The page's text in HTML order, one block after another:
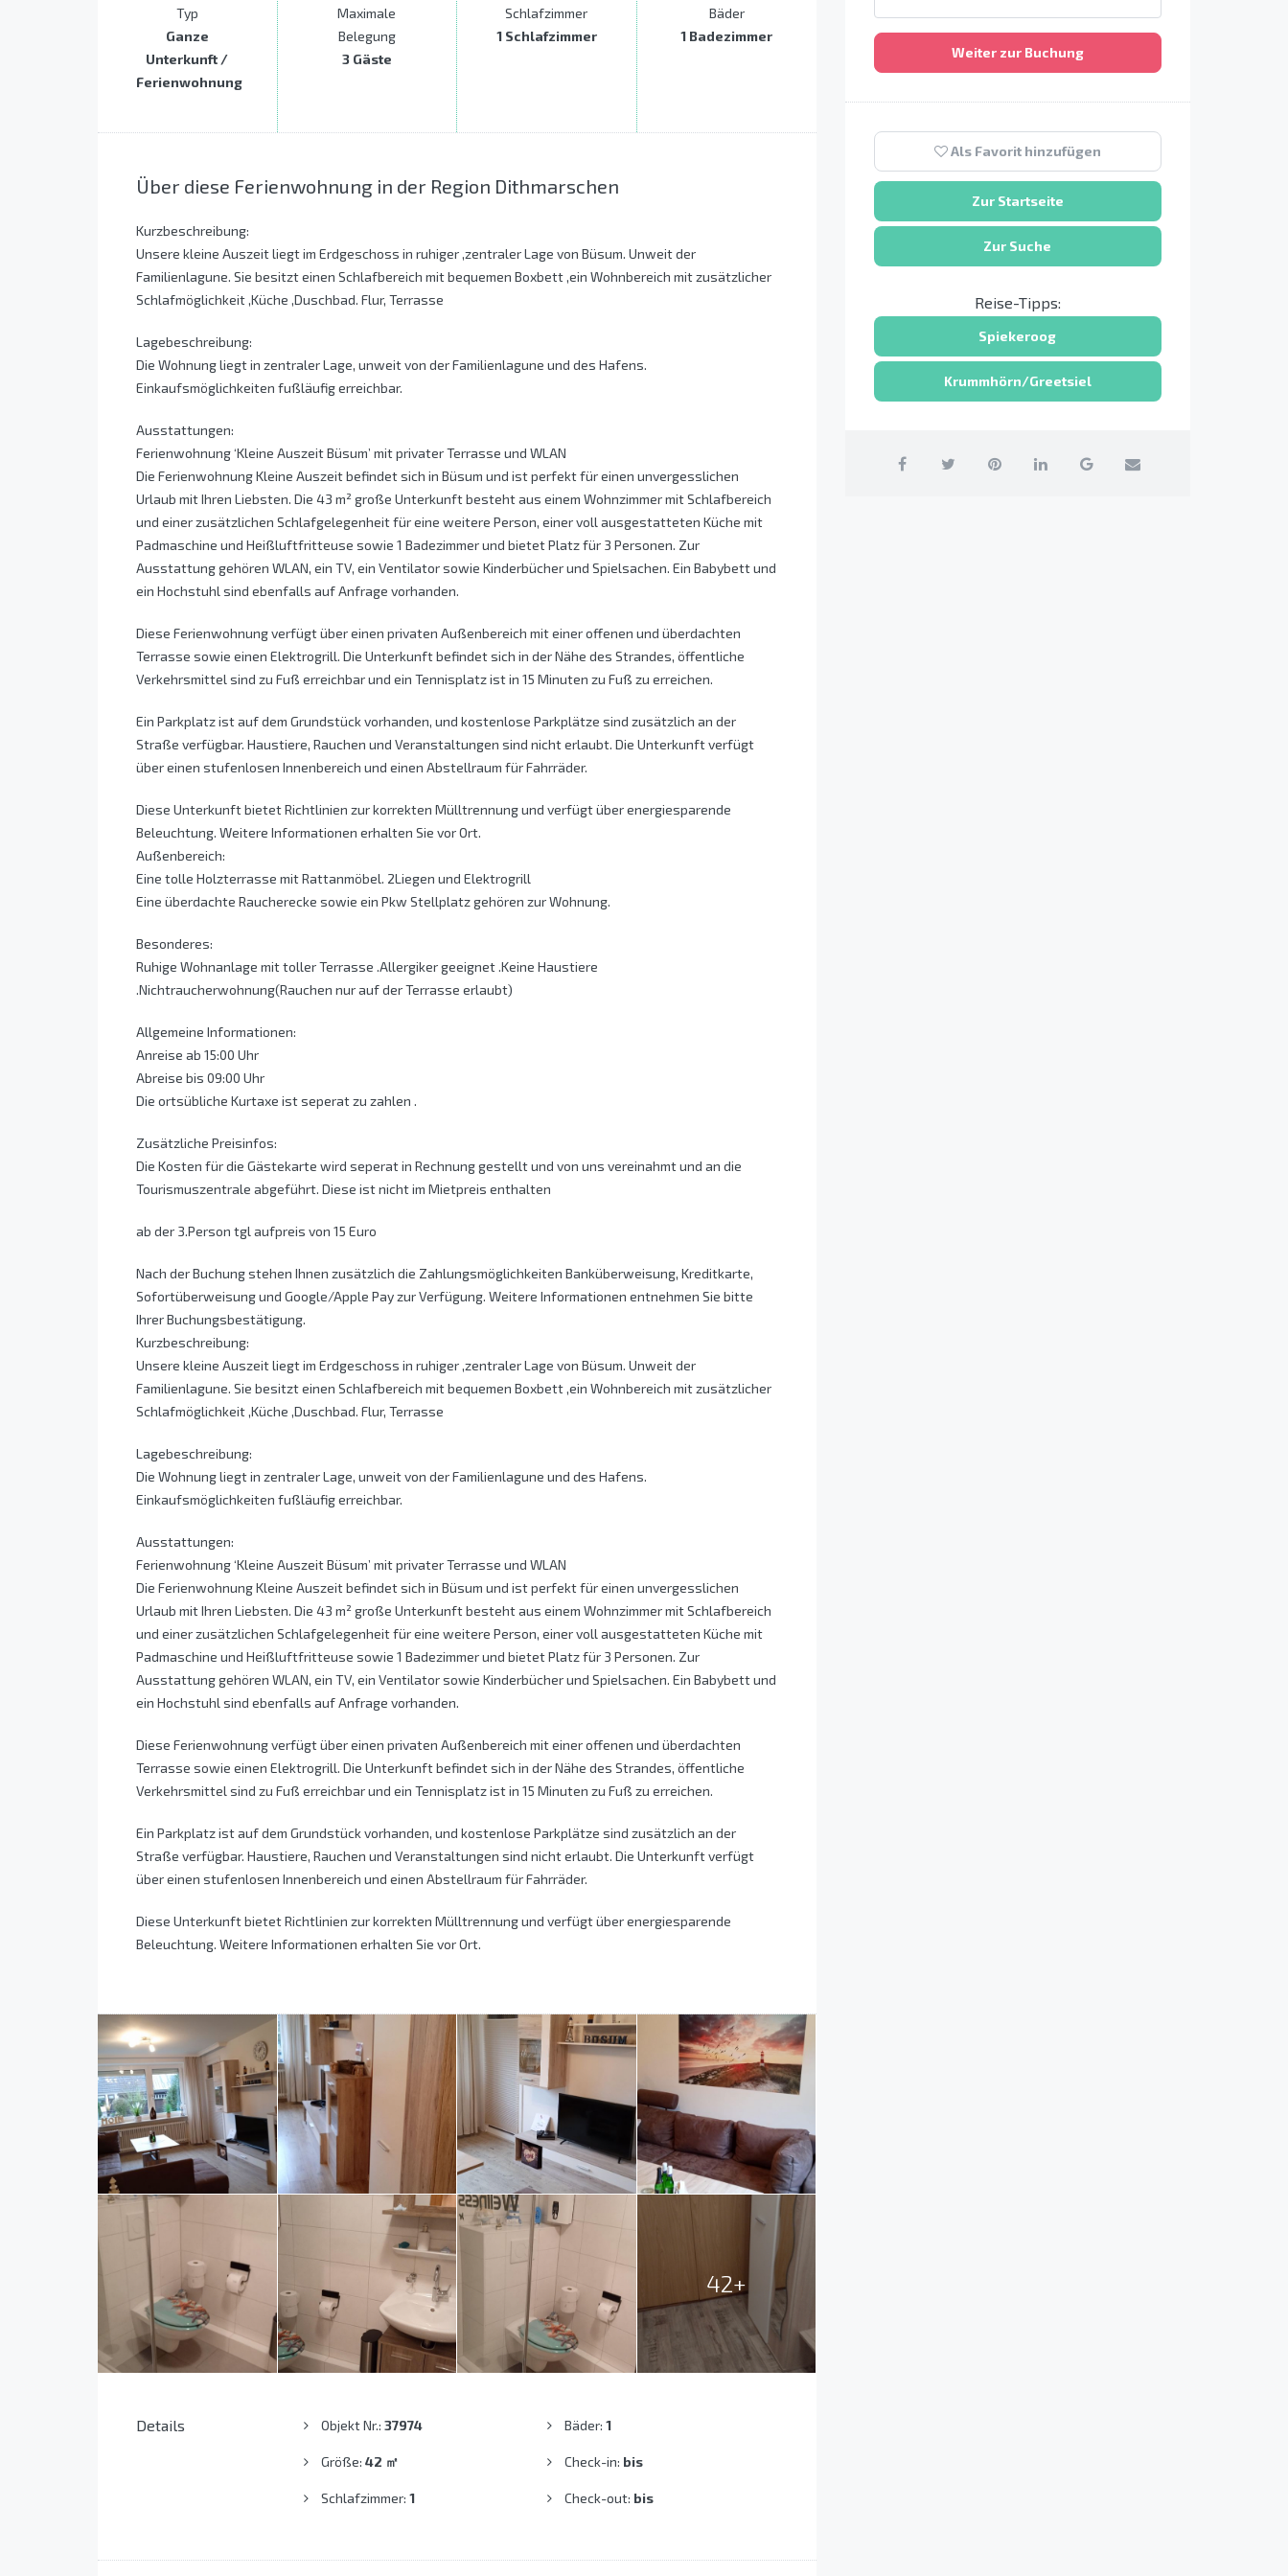
Typ
Ganze
Unterkunft /
Ferienwohnung
Maximale
Belegung
3 Gäste
Schlafzimmer
1 Schlafzimmer
Bäder
1 Badezimmer
Über diese Ferienwohnung in der Region Dithmarschen
Kurzbeschreibung:
Unsere kleine Auszeit liegt im Erdgeschoss in ruhiger ,zentraler Lage von Büsum. Unweit der
Familienlagune. Sie besitzt einen Schlafbereich mit bequemen Boxbett ,ein Wohnbereich mit zusätzlicher
Schlafmöglichkeit ,Küche ,Duschbad. Flur, Terrasse
Lagebeschreibung:
Die Wohnung liegt in zentraler Lage, unweit von der Familienlagune und des Hafens.
Einkaufsmöglichkeiten fußläufig erreichbar.
Ausstattungen:
Ferienwohnung ‘Kleine Auszeit Büsum’ mit privater Terrasse und WLAN
Die Ferienwohnung Kleine Auszeit befindet sich in Büsum und ist perfekt für einen unvergesslichen
Urlaub mit Ihren Liebsten. Die 43 m² große Unterkunft besteht aus einem Wohnzimmer mit Schlafbereich
und einer zusätzlichen Schlafgelegenheit für eine weitere Person, einer voll ausgestatteten Küche mit
Padmaschine und Heißluftfritteuse sowie 1 Badezimmer und bietet Platz für 3 Personen. Zur
Ausstattung gehören WLAN, ein TV, ein Ventilator sowie Kinderbücher und Spielsachen. Ein Babybett und
ein Hochstuhl sind ebenfalls auf Anfrage vorhanden.
Diese Ferienwohnung verfügt über einen privaten Außenbereich mit einer offenen und überdachten
Terrasse sowie einen Elektrogrill. Die Unterkunft befindet sich in der Nähe des Strandes, öffentliche
Verkehrsmittel sind zu Fuß erreichbar und ein Tennisplatz ist in 15 Minuten zu Fuß zu erreichen.
Ein Parkplatz ist auf dem Grundstück vorhanden, und kostenlose Parkplätze sind zusätzlich an der
Straße verfügbar. Haustiere, Rauchen und Veranstaltungen sind nicht erlaubt. Die Unterkunft verfügt
über einen stufenlosen Innenbereich und einen Abstellraum für Fahrräder.
Diese Unterkunft bietet Richtlinien zur korrekten Mülltrennung und verfügt über energiesparende
Beleuchtung. Weitere Informationen erhalten Sie vor Ort.
Außenbereich:
Eine tolle Holzterrasse mit Rattanmöbel. 2Liegen und Elektrogrill
Eine überdachte Raucherecke sowie ein Pkw Stellplatz gehören zur Wohnung.
Besonderes:
Ruhige Wohnanlage mit toller Terrasse .Allergiker geeignet .Keine Haustiere
.Nichtraucherwohnung(Rauchen nur auf der Terrasse erlaubt)
Allgemeine Informationen:
Anreise ab 15:00 Uhr
Abreise bis 09:00 Uhr
Die ortsübliche Kurtaxe ist seperat zu zahlen .
Zusätzliche Preisinfos:
Die Kosten für die Gästekarte wird seperat in Rechnung gestellt und von uns vereinahmt und an die
Tourismuszentrale abgeführt. Diese ist nicht im Mietpreis enthalten
ab der 3.Person tgl aufpreis von 15 Euro
Nach der Buchung stehen Ihnen zusätzlich die Zahlungsmöglichkeiten Banküberweisung, Kreditkarte,
Sofortüberweisung und Google/Apple Pay zur Verfügung. Weitere Informationen entnehmen Sie bitte
Ihrer Buchungsbestätigung.
Kurzbeschreibung:
Unsere kleine Auszeit liegt im Erdgeschoss in ruhiger ,zentraler Lage von Büsum. Unweit der
Familienlagune. Sie besitzt einen Schlafbereich mit bequemen Boxbett ,ein Wohnbereich mit zusätzlicher
Schlafmöglichkeit ,Küche ,Duschbad. Flur, Terrasse
Lagebeschreibung:
Die Wohnung liegt in zentraler Lage, unweit von der Familienlagune und des Hafens.
Einkaufsmöglichkeiten fußläufig erreichbar.
Ausstattungen:
Ferienwohnung ‘Kleine Auszeit Büsum’ mit privater Terrasse und WLAN
Die Ferienwohnung Kleine Auszeit befindet sich in Büsum und ist perfekt für einen unvergesslichen
Urlaub mit Ihren Liebsten. Die 43 m² große Unterkunft besteht aus einem Wohnzimmer mit Schlafbereich
und einer zusätzlichen Schlafgelegenheit für eine weitere Person, einer voll ausgestatteten Küche mit
Padmaschine und Heißluftfritteuse sowie 1 Badezimmer und bietet Platz für 3 Personen. Zur
Ausstattung gehören WLAN, ein TV, ein Ventilator sowie Kinderbücher und Spielsachen. Ein Babybett und
ein Hochstuhl sind ebenfalls auf Anfrage vorhanden.
Diese Ferienwohnung verfügt über einen privaten Außenbereich mit einer offenen und überdachten
Terrasse sowie einen Elektrogrill. Die Unterkunft befindet sich in der Nähe des Strandes, öffentliche
Verkehrsmittel sind zu Fuß erreichbar und ein Tennisplatz ist in 15 Minuten zu Fuß zu erreichen.
Ein Parkplatz ist auf dem Grundstück vorhanden, und kostenlose Parkplätze sind zusätzlich an der
Straße verfügbar. Haustiere, Rauchen und Veranstaltungen sind nicht erlaubt. Die Unterkunft verfügt
über einen stufenlosen Innenbereich und einen Abstellraum für Fahrräder.
Diese Unterkunft bietet Richtlinien zur korrekten Mülltrennung und verfügt über energiesparende
Beleuchtung. Weitere Informationen erhalten Sie vor Ort.
42+
Details Objekt Nr.: 37974
Größe: 42 ㎡
Schlafzimmer: 1
Bäder:1
Check-in: bis
Check-out: bis
Weiter zur Buchung
Als Favorit hinzufügen
Zur Startseite
Zur Suche
Reise-Tipps:
Spiekeroog
Krummhörn/Greetsiel